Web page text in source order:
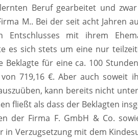
Beruf gearbeitet und
M.. Bei der seit acht Jahren
Entschlusses mit ihrem
es sich stets um eine nur
für eine ca. 100
719,16 €. Aber auch soweit
kann bereits nicht
fließt als dass der Beklagten
der Firma F. GmbH & Co.
Verzugsetzung mit dem